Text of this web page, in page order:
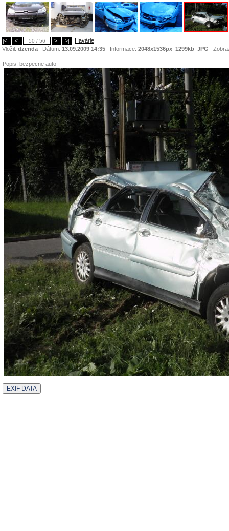
|< < 50 / 56 > >|
Havárie
Vložil: dzenda Dátum: 13.09.2009 14:35 Informace: 2048x1536px 1299kb JPG
Popis: bezpecne auto